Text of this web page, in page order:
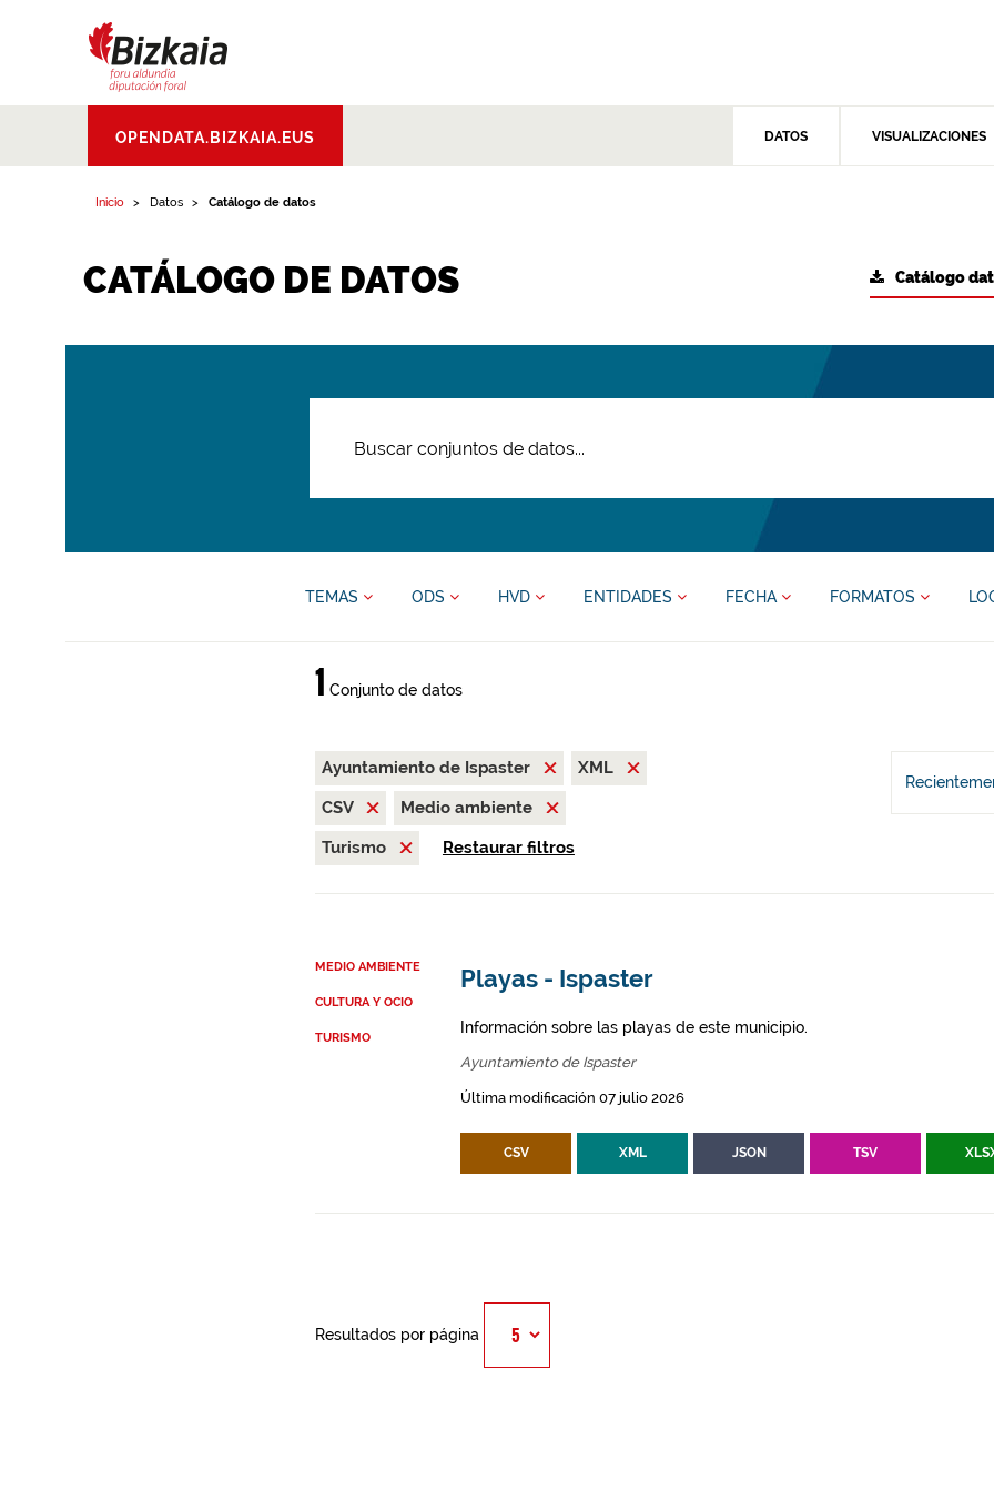
Aldundia.Diputacion
Foral de Bizkaia
OPENDATA.BIZKAIA.EUS DATOS VISUALIZACIONES
Inicio Datos Catálogo de datos
CATÁLOGO DE DATOS Catálogo
TEMAS ODS HVD ENTIDADES FECHA FORMATOS
1 Conjunto de datos
Ayuntamiento de Ispaster
XML
CSV
Medio ambiente
Turismo
Restaurar filtros
MEDIO AMBIENTE
CULTURA Y OCIO
TURISMO
Playas - Ispaster
Información sobre las playas de este municipio.
Ayuntamiento de Ispaster
Última modificación 07 julio 2026
CSV XML JSON TSV
Resultados por página